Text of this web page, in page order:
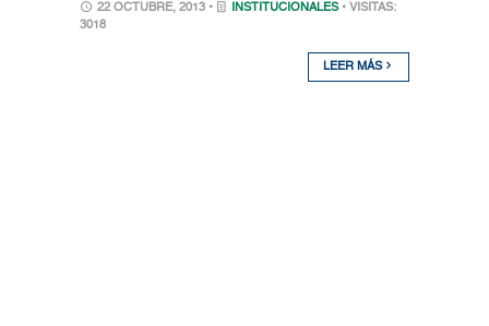
22 OCTUBRE, 2013 • INSTITUCIONALES • VISITAS:
3018
LEER MÁS